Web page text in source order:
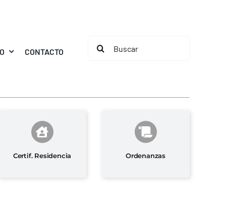
CONTACTO
Buscar:
Certif. Residencia Ordenanzas